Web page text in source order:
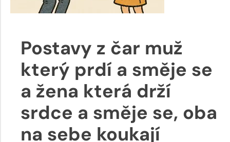
Postavy z čar muž
který prdí a směje se
a žena která drží
srdce a směje se, oba
na sebe koukají